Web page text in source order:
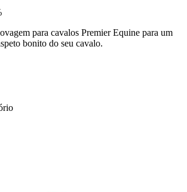
para cavalos Premier Equine para um
bonito do seu cavalo.